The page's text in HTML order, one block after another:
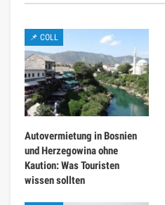
📌 COLL
Autovermietung in Bosnien
und Herzegowina ohne
Kaution: Was Touristen
wissen sollten